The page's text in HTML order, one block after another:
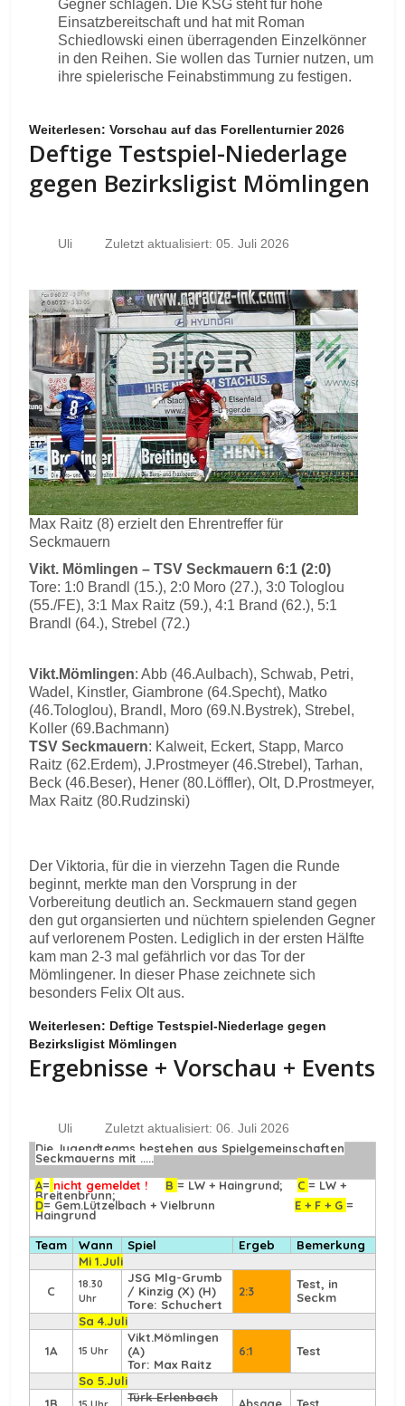
Gegner schlagen. Die KSG steht für hohe
Einsatzbereitschaft und hat mit Roman
Schiedlowski einen überragenden Einzelkönner
in den Reihen. Sie wollen das Turnier nutzen, um
ihre spielerische Feinabstimmung zu festigen.
Weiterlesen: Vorschau auf das Forellenturnier 2026
Deftige Testspiel-Niederlage
gegen Bezirksligist Mömlingen
Uli Zuletzt aktualisiert: 05. Juli 2026
Max Raitz (8) erzielt den Ehrentreffer für
Seckmauern
Vikt. Mömlingen – TSV Seckmauern 6:1 (2:0)
Tore: 1:0 Brandl (15.), 2:0 Moro (27.), 3:0 Tologlou
(55./FE), 3:1 Max Raitz (59.), 4:1 Brand (62.), 5:1
Brandl (64.), Strebel (72.)
Vikt.Mömlingen: Abb (46.Aulbach), Schwab, Petri,
Wadel, Kinstler, Giambrone (64.Specht), Matko
(46.Tologlou), Brandl, Moro (69.N.Bystrek), Strebel,
Koller (69.Bachmann)
TSV Seckmauern: Kalweit, Eckert, Stapp, Marco
Raitz (62.Erdem), J.Prostmeyer (46.Strebel), Tarhan,
Beck (46.Beser), Hener (80.Löffler), Olt, D.Prostmeyer,
Max Raitz (80.Rudzinski)
Der Viktoria, für die in vierzehn Tagen die Runde
beginnt, merkte man den Vorsprung in der
Vorbereitung deutlich an. Seckmauern stand gegen
den gut organsierten und nüchtern spielenden Gegner
auf verlorenem Posten. Lediglich in der ersten Hälfte
kam man 2-3 mal gefährlich vor das Tor der
Mömlingener. In dieser Phase zeichnete sich
besonders Felix Olt aus.
Weiterlesen: Deftige Testspiel-Niederlage gegen
Bezirksligist Mömlingen
Ergebnisse + Vorschau + Events
Uli
Zuletzt aktualisiert: 06. Juli 2026
Die Jugendteams bestehen aus Spielgemeinschaften
Seckmauerns mit .....
A= nicht gemeldet ! B = LW + Haingrund;C = LW +
Breitenbrunn;
D= Gem.Lützelbach + Vielbrunn E + F + G =
Haingrund
Team Wann Spiel Ergeb
Bemerkung
Mi 1.Juli
C
18.30
Uhr
JSG Mlg-Grumb
/ Kinzig (X) (H)
Tore: Schuchert
2:3
Test, in
Seckm
Sa 4.Juli
1A 15 Uhr
Vikt.Mömlingen
(A)
Tor: Max Raitz
6:1 Test
So 5.Juli
1B
Türk Erlenbach
Absage
Test